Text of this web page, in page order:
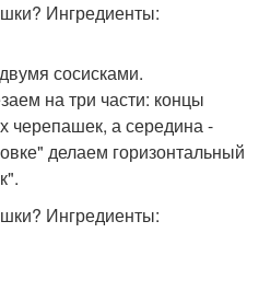
сосисками.
на три части: концы
черепашек, а середина -
делаем горизонтальный